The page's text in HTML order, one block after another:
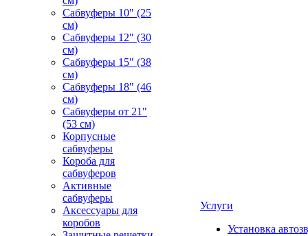
Сабвуферы 10" (25
см)
Сабвуферы 12" (30
см)
Сабвуферы 15" (38
см)
Сабвуферы 18" (46
см)
Сабвуферы от 21"
(53 см)
Корпусные
сабвуферы
Короба для
сабвуферов
Активные
сабвуферы
Аксессуары для
коробов
Услуги
Установка